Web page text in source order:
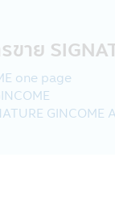
หมายกำหนดหรืออ
าย
one page
GINCOME